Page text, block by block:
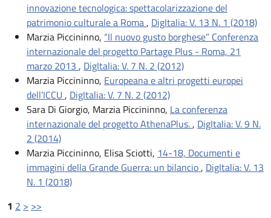
innovazione tecnologica: spettacolarizzazione del
patrimonio culturale a Roma, DigItalia: V. 13 N. 1 (2018)
Marzia Piccininno, “Il nuovo gusto borghese” Conferenza
internazionale del progetto Partage Plus - Roma, 21
marzo 2013 , DigItalia: V. 7 N. 2 (2012)
Marzia Piccininno, Europeana e altri progetti europei
dell’ICCU , DigItalia: V. 7 N. 2 (2012)
Sara Di Giorgio, Marzia Piccininno, La conferenza
internazionale del progetto AthenaPlus., DigItalia: V. 9 N.
2 (2014)
Marzia Piccininno, Elisa Sciotti, 14-18, Documenti e
immagini della Grande Guerra: un bilancio, DigItalia: V. 13
N. 1 (2018)
1 2 > >>